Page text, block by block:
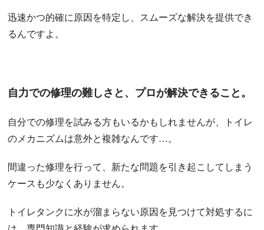
迅速かつ的確に原因を特定し、スムーズな解決を提供でき
るんですよ。
自力での修理の難しさと、プロが解決できること。
自分での修理を試みる方もいるかもしれませんが、トイレ
のメカニズムは意外と複雑なんです…。
間違った修理を行って、新たな問題を引き起こしてしまう
ケースも少なくありません。
トイレタンクに水が溜まらない原因を見つけて対処するに